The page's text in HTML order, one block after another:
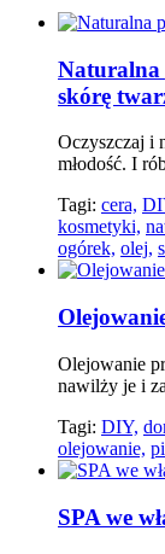
Naturalna
skórę
Oczyszczaj i
młodość. I
Tagi: cera,
kosmetyki,
ogórek, olej,
Olejowanie
nawilży je i
Tagi: DIY,
olejowanie,
SPA we